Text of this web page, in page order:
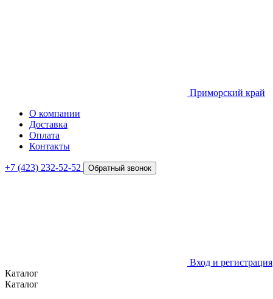
Приморский край
О компании
Доставка
Оплата
Контакты
+7 (423) 232-52-52 Обратный звонок
Вход и регистрация
Каталог
Каталог